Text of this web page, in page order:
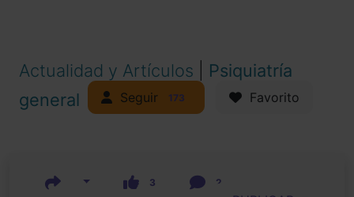
Actualidad y Artículos
Psiquiatría
general
Seguir 173 Favorito
3 2